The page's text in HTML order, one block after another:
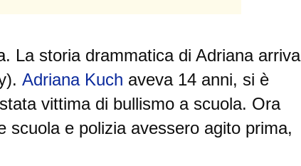
. La storia drammatica di Adriana arriva
Adriana Kuch aveva 14 anni, si è
vittima di bullismoa scuola. Ora
scuola e polizia avessero agito prima,